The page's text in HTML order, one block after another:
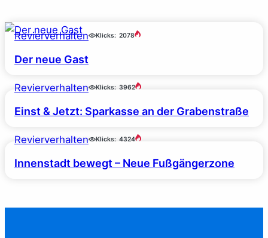
Revierverhalten Klicks: 2078
Der neue Gast
Revierverhalten Klicks: 3962
Einst & Jetzt: Sparkasse an der Grabenstraße
Revierverhalten Klicks: 4324
Innenstadt bewegt – Neue Fußgängerzone